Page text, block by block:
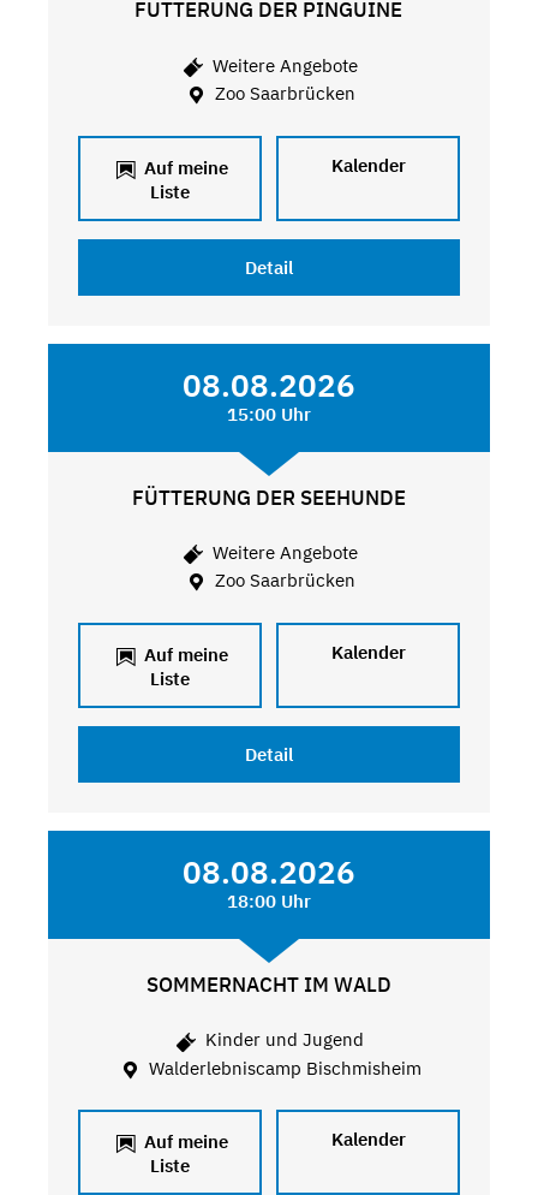
FÜTTERUNG DER PINGUINE
Weitere Angebote
Zoo Saarbrücken
Auf meine
Liste
Kalender
Detail
08.08.2026
15:00 Uhr
FÜTTERUNG DER SEEHUNDE
Weitere Angebote
Zoo Saarbrücken
Auf meine
Liste
Kalender
Detail
08.08.2026
18:00 Uhr
SOMMERNACHT IM WALD
Kinder und Jugend
Walderlebniscamp Bischmisheim
Auf meine
Liste
Kalender